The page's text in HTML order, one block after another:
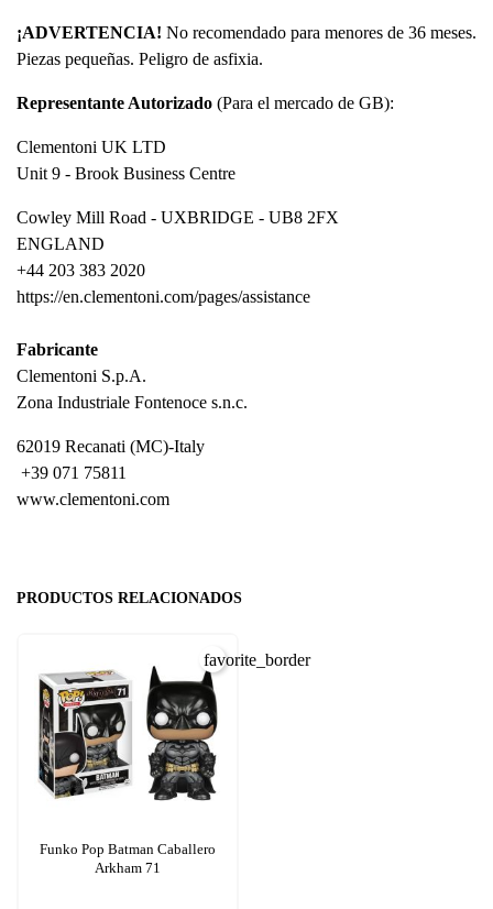
¡ADVERTENCIA! No recomendado para menores de 36 meses.
Piezas pequeñas. Peligro de asfixia.
Representante Autorizado (Para el mercado de GB):
Clementoni UK LTD
Unit 9 - Brook Business Centre
Cowley Mill Road - UXBRIDGE - UB8 2FX
ENGLAND
+44 203 383 2020
https://en.clementoni.com/pages/assistance
Fabricante
Clementoni S.p.A.
Zona Industriale Fontenoce s.n.c.
62019 Recanati (MC)-Italy
+39 071 75811
www.clementoni.com
PRODUCTOS RELACIONADOS
Funko Pop Batman Caballero
Arkham 71
favorite_border